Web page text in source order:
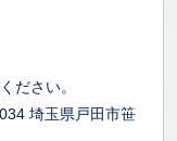
ださい。
埼玉県戸田市笹